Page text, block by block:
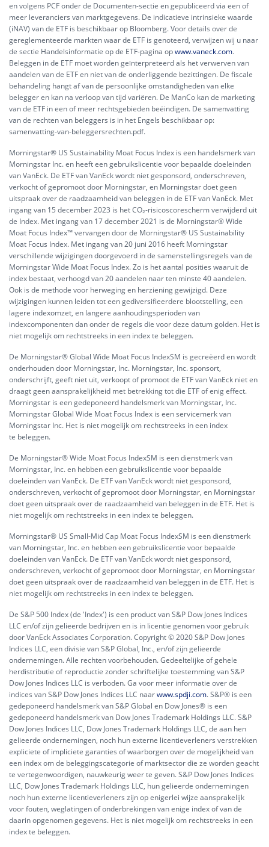
en volgens PCF onder de Documenten-sectie en gepubliceerd via een of
meer leveranciers van marktgegevens. De indicatieve intrinsieke waarde
(iNAV) van de ETF is beschikbaar op Bloomberg. Voor details over de
gereglementeerde markten waar de ETF is genoteerd, verwijzen wij u naar
de sectie Handelsinformatie op de ETF-pagina opwww.vaneck.com.
Beleggen in de ETF moet worden geïnterpreteerd als het verwerven van
aandelen van de ETF en niet van de onderliggende bezittingen. De fiscale
behandeling hangt af van de persoonlijke omstandigheden van elke
belegger en kan na verloop van tijd variëren. De ManCo kan de marketing
van de ETF in een of meer rechtsgebieden beëindigen. De samenvatting
van de rechten van beleggers is in het Engels beschikbaar op:
samenvatting-van-beleggersrechten.pdf.
Morningstar® US Sustainability Moat Focus Index is een handelsmerk van
Morningstar Inc. en heeft een gebruikslicentie voor bepaalde doeleinden
van VanEck. De ETF van VanEck wordt niet gesponsord, onderschreven,
verkocht of gepromoot door Morningstar, en Morningstar doet geen
uitspraak over de raadzaamheid van beleggen in de ETF van VanEck. Met
ingang van 15 december 2023 is het CO₂-risicoscorescherm verwijderd uit
de Index. Met ingang van 17 december 2021 is de Morningstar® Wide
Moat Focus Index™ vervangen door de Morningstar® US Sustainability
Moat Focus Index. Met ingang van 20 juni 2016 heeft Morningstar
verschillende wijzigingen doorgevoerd in de samenstellingsregels van de
Morningstar Wide Moat Focus Index. Zo is het aantal posities waaruit de
index bestaat, verhoogd van 20 aandelen naar ten minste 40 aandelen.
Ook is de methode voor herweging en herziening gewijzigd. Deze
wijzigingen kunnen leiden tot een gediversifieerdere blootstelling, een
lagere indexomzet, en langere aanhoudingsperioden van
indexcomponenten dan onder de regels die voor deze datum golden. Het is
niet mogelijk om rechtstreeks in een index te beleggen.
De Morningstar® Global Wide Moat Focus IndexSM is gecreëerd en wordt
onderhouden door Morningstar, Inc. Morningstar, Inc. sponsort,
onderschrijft, geeft niet uit, verkoopt of promoot de ETF van VanEck niet en
draagt geen aansprakelijkheid met betrekking tot die ETF of enig effect.
Morningstar is een gedeponeerd handelsmerk van Morningstar, Inc.
Morningstar Global Wide Moat Focus Index is een servicemerk van
Morningstar Inc. Het is niet mogelijk om rechtstreeks in een index
te beleggen.
De Morningstar® Wide Moat Focus IndexSM is een dienstmerk van
Morningstar, Inc. en hebben een gebruikslicentie voor bepaalde
doeleinden van VanEck. De ETF van VanEck wordt niet gesponsord,
onderschreven, verkocht of gepromoot door Morningstar, en Morningstar
doet geen uitspraak over de raadzaamheid van beleggen in de ETF. Het is
niet mogelijk om rechtstreeks in een index te beleggen.
Morningstar® US Small-Mid Cap Moat Focus IndexSM is een dienstmerk
van Morningstar, Inc. en hebben een gebruikslicentie voor bepaalde
doeleinden van VanEck. De ETF van VanEck wordt niet gesponsord,
onderschreven, verkocht of gepromoot door Morningstar, en Morningstar
doet geen uitspraak over de raadzaamheid van beleggen in de ETF. Het is
niet mogelijk om rechtstreeks in een index te beleggen.
De S&P 500 Index (de 'Index') is een product van S&P Dow Jones Indices
LLC en/of zijn gelieerde bedrijven en is in licentie genomen voor gebruik
door VanEck Associates Corporation. Copyright © 2020 S&P Dow Jones
Indices LLC, een divisie van S&P Global, Inc., en/of zijn gelieerde
ondernemingen. Alle rechten voorbehouden. Gedeeltelijke of gehele
herdistributie of reproductie zonder schriftelijke toestemming van S&P
Dow Jones Indices LLC is verboden. Ga voor meer informatie over de
indices van S&P Dow Jones Indices LLC naarwww.spdji.com. S&P® is een
gedeponeerd handelsmerk van S&P Global en Dow Jones® is een
gedeponeerd handelsmerk van Dow Jones Trademark Holdings LLC. S&P
Dow Jones Indices LLC, Dow Jones Trademark Holdings LLC, de aan hen
gelieerde ondernemingen, noch hun externe licentieverleners verstrekken
expliciete of impliciete garanties of waarborgen over de mogelijkheid van
een index om de beleggingscategorie of marktsector die ze worden geacht
te vertegenwoordigen, nauwkeurig weer te geven. S&P Dow Jones Indices
LLC, Dow Jones Trademark Holdings LLC, hun gelieerde ondernemingen
noch hun externe licentieverleners zijn op enigerlei wijze aansprakelijk
voor fouten, weglatingen of onderbrekingen van enige index of van de
daarin opgenomen gegevens. Het is niet mogelijk om rechtstreeks in een
index te beleggen.